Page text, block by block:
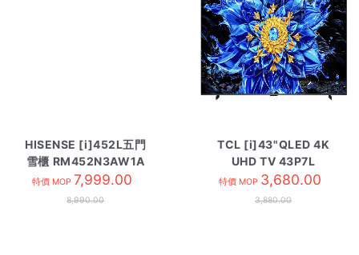
HISENSE [i]452L五門
雪櫃 RM452N3AW1A
特價 MOP 7,999.00
8,990.00
TCL [i]43"QLED 4K
UHD TV 43P7L
特價 MOP 3,680.00
3,880.00